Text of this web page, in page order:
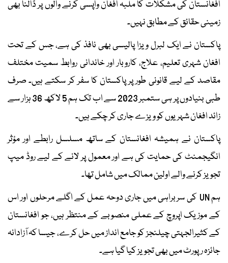
افغانستان کی مشکلات کا ملبہ افغان واپسی کرنے والوں پر ڈالنا بھی
زمینی حقائق کے مطابق نہیں۔
پاکستان نے ایک لبرل ویزا پالیسی بھی نافذ کی ہے، جس کے تحت
افغان شہری تعلیم، علاج، کاروبار اور خاندانی روابط سمیت مختلف
مقاصد کے لیے قانونی طور پر پاکستان کا سفر کر سکتے ہیں۔ صرف
طبی بنیادوں پر ہی ستمبر 2023 سے اب تک ہم 5 لاکھ 36 ہزار سے
زائد افغان شہریوں کو ویزے جاری کر چکے ہیں۔
پاکستان نے ہمیشہ افغانستان کے ساتھ مسلسل رابطے اور مؤثر
انگیجمنٹ کی حمایت کی ہے اور معمول پر لانے کے لیے روڈ میپ
تجویز کرنے والے اولین ممالک میں شامل تھا۔
ہم UN کی سربراہی میں جاری دوحہ عمل کے اگلے مرحلوں اور اس
کے موزیک اپروچ کے عملی منصوبے کے منتظر ہیں، جو افغانستان
کے کثیرالجہتی چیلنجز کو جامع انداز میں حل کرے، جیسا کہ آزادانہ
جائزہ رپورٹ میں بھی تجویز کیا گیا ہے۔